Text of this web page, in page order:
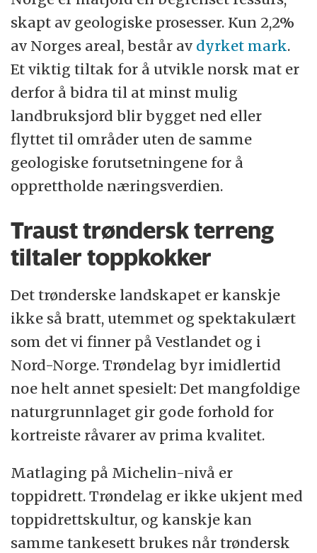
skapt av geologiske prosesser. Kun 2,2%
av Norges areal, består av dyrket mark.
Et viktig tiltak for å utvikle norsk mat er
derfor å bidra til at minst mulig
landbruksjord blir bygget ned eller
flyttet til områder uten de samme
geologiske forutsetningene for å
opprettholde næringsverdien.
Traust trøndersk terreng
tiltaler toppkokker
Det trønderske landskapet er kanskje
ikke så bratt, utemmet og spektakulært
som det vi finner på Vestlandet og i
Nord-Norge. Trøndelag byr imidlertid
noe helt annet spesielt: Det mangfoldige
naturgrunnlaget gir gode forhold for
kortreiste råvarer av prima kvalitet.
Matlaging på Michelin-nivå er
toppidrett. Trøndelag er ikke ukjent med
toppidrettskultur, og kanskje kan
samme tankesett brukes når trøndersk